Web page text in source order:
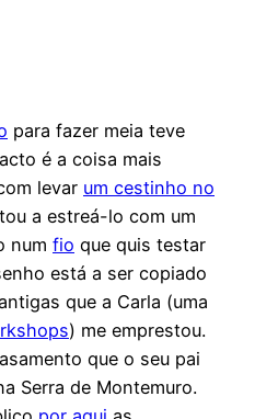
para fazer meia teve
é a coisa mais
levar um cestinho no
a estreá-lo com um
num fio que quis testar
está a ser copiado
que a Carla (uma
) me emprestou.
que o seu pai
Serra de Montemuro.